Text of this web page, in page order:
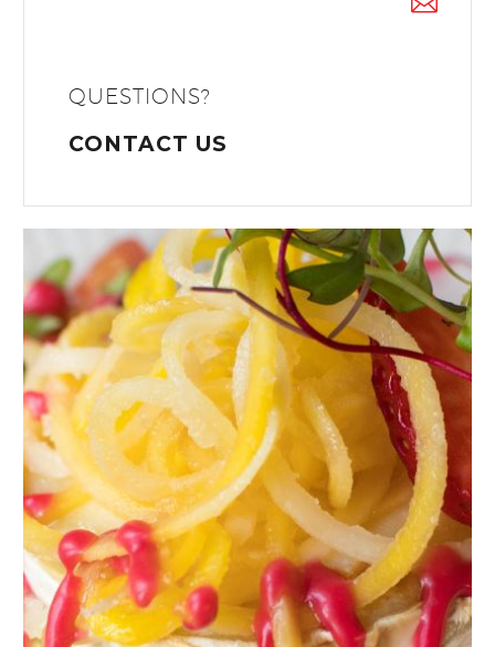
QUESTIONS?
CONTACT US